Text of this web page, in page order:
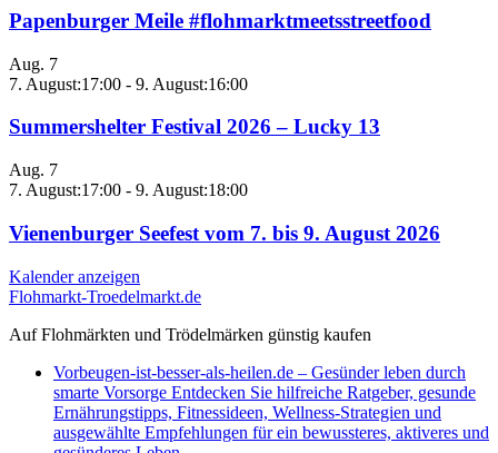
Papenburger Meile #flohmarktmeetsstreetfood
Aug. 7
7. August:17:00 - 9. August:16:00
Summershelter Festival 2026 – Lucky 13
Aug. 7
7. August:17:00 - 9. August:18:00
Vienenburger Seefest vom 7. bis 9. August 2026
Kalender anzeigen
Flohmarkt-Troedelmarkt.de
Auf Flohmärkten und Trödelmärken günstig kaufen
Vorbeugen-ist-besser-als-heilen.de – Gesünder leben durch
smarte Vorsorge Entdecken Sie hilfreiche Ratgeber, gesunde
Ernährungstipps, Fitnessideen, Wellness-Strategien und
ausgewählte Empfehlungen für ein bewussteres, aktiveres und